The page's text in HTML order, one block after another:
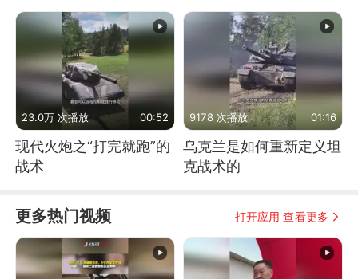
23.0万 次播放 00:52
现代火炮之“打完就跑”的
战术
9178 次播放 01:16
乌克兰是如何重新定义坦
克战术的
更多热门视频 打开应用 查看更多